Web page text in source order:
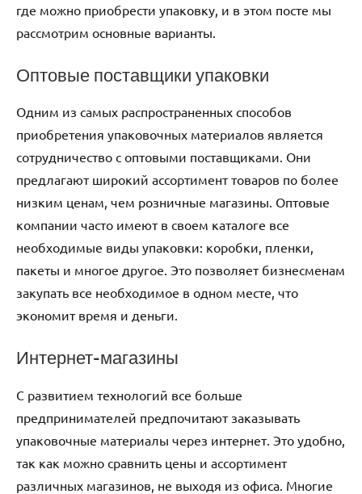
где можно приобрести упаковку, и в этом посте мы
рассмотрим основные варианты.
Оптовые поставщики упаковки
Одним из самых распространенных способов
приобретения упаковочных материалов является
сотрудничество с оптовыми поставщиками. Они
предлагают широкий ассортимент товаров по более
низким ценам, чем розничные магазины. Оптовые
компании часто имеют в своем каталоге все
необходимые виды упаковки: коробки, пленки,
пакеты и многое другое. Это позволяет бизнесменам
закупать все необходимое в одном месте, что
экономит время и деньги.
Интернет-магазины
С развитием технологий все больше
предпринимателей предпочитают заказывать
упаковочные материалы через интернет. Это удобно,
так как можно сравнить цены и ассортимент
различных магазинов, не выходя из офиса. Многие